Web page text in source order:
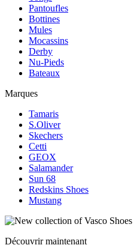
Pantoufles
Bottines
Mules
Mocassins
Derby
Nu-Pieds
Bateaux
Marques
Tamaris
S.Oliver
Skechers
Cetti
GEOX
Salamander
Sun 68
Redskins Shoes
Mustang
Découvrir maintenant